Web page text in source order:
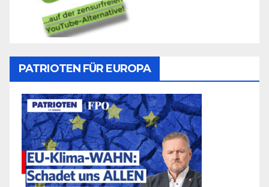
PATRIOTEN FÜR EUROPA